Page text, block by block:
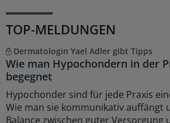
TOP-MELDUNGEN
Dermatologin Yael Adler gibt Tipps
Wie man Hypochondern in der
begegnet
Hypochonder sind für jede Praxis
Wie man sie kommunikativ auffängt
Balance zwischen guter Versorgung